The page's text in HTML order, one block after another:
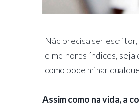
Não precisa ser
e melhores índices, seja
como pode minar
Assim como na vida, a